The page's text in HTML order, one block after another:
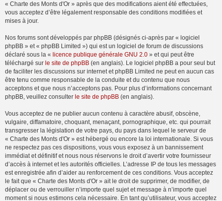
« Charte des Monts d'Or » après que des modifications aient été effectuées,
vous acceptez d’être légalement responsable des conditions modifiées et
mises à jour.
Nos forums sont développés par phpBB (désignés ci-après par « logiciel
phpBB » et « phpBB Limited ») qui est un logiciel de forum de discussions
déclaré sous la « licence publique générale GNU 2.0 » et qui peut être
téléchargé sur le site de phpBB (en anglais). Le logiciel phpBB a pour seul but
de faciliter les discussions sur internet et phpBB Limited ne peut en aucun cas
être tenu comme responsable de la conduite et du contenu que nous
acceptons et que nous n’acceptons pas. Pour plus d’informations concernant
phpBB, veuillez consulter le site de phpBB (en anglais).
Vous acceptez de ne publier aucun contenu à caractère abusif, obscène,
vulgaire, diffamatoire, choquant, menaçant, pornographique, etc. qui pourrait
transgresser la législation de votre pays, du pays dans lequel le serveur de
« Charte des Monts d'Or » est hébergé ou encore la loi internationale. Si vous
ne respectez pas ces dispositions, vous vous exposez à un bannissement
immédiat et définitif et nous nous réservons le droit d’avertir votre fournisseur
d’accès à internet et les autorités officielles. L’adresse IP de tous les messages
est enregistrée afin d’aider au renforcement de ces conditions. Vous acceptez
le fait que « Charte des Monts d'Or » ait le droit de supprimer, de modifier, de
déplacer ou de verrouiller n’importe quel sujet et message à n’importe quel
moment si nous estimons cela nécessaire. En tant qu’utilisateur, vous acceptez